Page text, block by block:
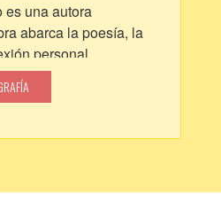
es una autora
abarca la poesía, la
personal,
escritura
y humana.
donde se